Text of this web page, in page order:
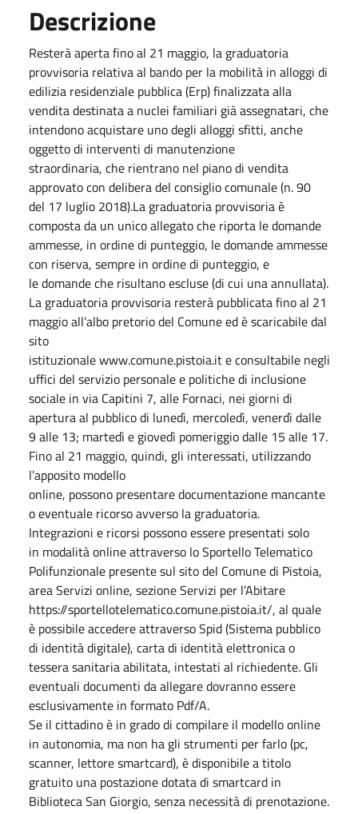
Descrizione
Resterà aperta fino al 21 maggio, la graduatoria
provvisoria relativa al bando per la mobilità in alloggi di
edilizia residenziale pubblica (Erp) finalizzata alla
vendita destinata a nuclei familiari già assegnatari, che
intendono acquistare uno degli alloggi sfitti, anche
oggetto di interventi di manutenzione
straordinaria, che rientrano nel piano di vendita
approvato con delibera del consiglio comunale (n. 90
del 17 luglio 2018).La graduatoria provvisoria è
composta da un unico allegato che riporta le domande
ammesse, in ordine di punteggio, le domande ammesse
con riserva, sempre in ordine di punteggio, e
le domande che risultano escluse (di cui una annullata).
La graduatoria provvisoria resterà pubblicata fino al 21
maggio all’albo pretorio del Comune ed è scaricabile dal
sito
istituzionale www.comune.pistoia.it e consultabile negli
uffici del servizio personale e politiche di inclusione
sociale in via Capitini 7, alle Fornaci, nei giorni di
apertura al pubblico di lunedì, mercoledì, venerdì dalle
9 alle 13; martedì e giovedì pomeriggio dalle 15 alle 17.
Fino al 21 maggio, quindi, gli interessati, utilizzando
l’apposito modello
online, possono presentare documentazione mancante
o eventuale ricorso avverso la graduatoria.
Integrazioni e ricorsi possono essere presentati solo
in modalità online attraverso lo Sportello Telematico
Polifunzionale presente sul sito del Comune di Pistoia,
area Servizi online, sezione Servizi per l’Abitare
https://sportellotelematico.comune.pistoia.it/, al quale
è possibile accedere attraverso Spid (Sistema pubblico
di identità digitale), carta di identità elettronica o
tessera sanitaria abilitata, intestati al richiedente. Gli
eventuali documenti da allegare dovranno essere
esclusivamente in formato Pdf/A.
Se il cittadino è in grado di compilare il modello online
in autonomia, ma non ha gli strumenti per farlo (pc,
scanner, lettore smartcard), è disponibile a titolo
gratuito una postazione dotata di smartcard in
Biblioteca San Giorgio, senza necessità di prenotazione.